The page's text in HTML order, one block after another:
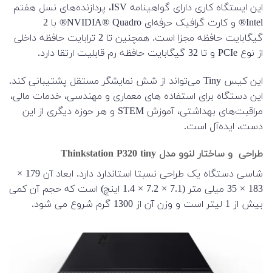
این ایستگاه کاری دارای گواهینامه ISV، پردازنده‌های نسل هفتم
Intel® و کارت گرافیک حرفه‌ای NVIDIA® Quadro® با 2
گیگابایت حافظه مجزا است. همچنین تا 2 ترابایت حافظه داخلی
از نوع PCIe و تا 32 گیگابایت حافظه رم قابلیت ارتقا دارد.
این کیس Tiny می‌تواند از شش نمایشگر مستقل پشتیبانی کند.
این دستگاه برای استفاده های معماری و مهندسی، خدمات مالی،
مراقبت‌های بهداشتی، آموزش STEM و هر حوزه دیگری از این
دست، ایده‌آل است.
طراحی و ساختار لنوو مدل Thinkstation P320 tiny
شاسی دستگاه یک طراحی نسبتا استاندارد دارد. ابعاد آن 179 ×
183 × 35 میلی متر (7.1 × 7.2 × 1.4 اینچ) است که حجم آن کمی
بیش از 1 لیتر است و وزن آن از 1300 گرم شروع می شود.